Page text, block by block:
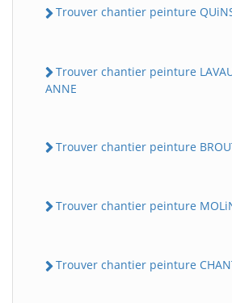
Trouver chantier peinture
Trouver chantier peinture
ANNE
Trouver chantier peinture
Trouver chantier peinture
Trouver chantier peinture